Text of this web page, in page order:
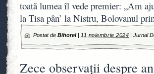
toată lumea îl vede premier: „Am
la Tisa pân’ la Nistru, Bolovanul
Postat de Bihorel| 11 noiembrie 2024 |Jurnal
Zece observații despre